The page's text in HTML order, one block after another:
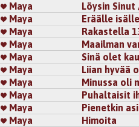
Maya
Löysin
Maya
Eräälle isälle
Maya
Rakastella
Maya
Maailman
Maya
Sinä olet
Maya
Liian hyvää
Maya
Minussa oli
Maya
Puhaltaisit
Maya
Pienetkin
Maya
Himoita